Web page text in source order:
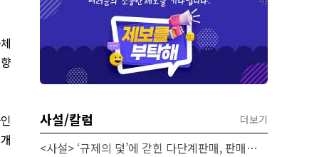
사설/칼럼 더보기
<사설> ‘규제의 덫’에 갇힌 다단계판매, 판매원 보호 시급하다